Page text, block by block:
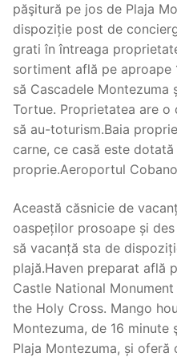
păşitură pe jos de Plaja
dispoziție post de
grati în întreaga
sortiment află pe aproape
să Cascadele Montezuma
Tortue. Proprietatea are o
să au-toturism.Baia
carne, ce casă este
proprie.Aeroportul
Această căsnicie de
oaspeților prosoape și
să vacanță sta de
plajă.Haven preparat află
Castle National
the Holy Cross. Mango
Montezuma, de 16 minute
Plaja Montezuma, și oferă